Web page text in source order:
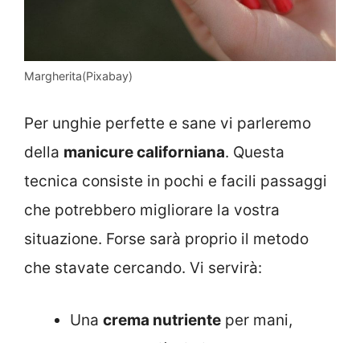
Margherita(Pixabay)
Per unghie perfette e sane vi parleremo
della manicure californiana. Questa
tecnica consiste in pochi e facili passaggi
che potrebbero migliorare la vostra
situazione. Forse sarà proprio il metodo
che stavate cercando. Vi servirà:
Una crema nutriente per mani,